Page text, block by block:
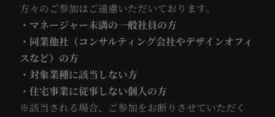
方々のご参加はご遠慮いただいております。
・マネージャー未満の一般社員の方
・同業他社（コンサルティング会社やデザインオフィ
スなど）の方
・対象業種に該当しない方
・住宅事業に従事しない個人の方
※該当される場合、ご参加をお断りさせていただく